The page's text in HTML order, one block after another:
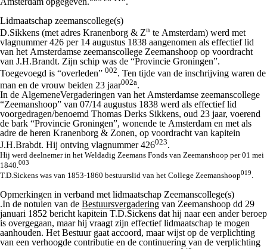
Lidmaatschap zeemanscollege(s)
D.Sikkens (met adres Kranenborg & Zn te Amsterdam) werd met
vlagnummer 426 per 14 augustus 1838 aangenomen als effectief lid
van het Amsterdamse zeemanscollege Zeemanshoop op voordracht
van J.H.Brandt. Zijn schip was de “Provincie Groningen”.
Toegevoegd is “overleden” 002. Ten tijde van de inschrijving waren de
man en de vrouw beiden 23 jaar002a.
In de AlgemeneVergaderingen van het Amsterdamse zeemanscollege
“Zeemanshoop” van 07/14 augustus 1838 werd als effectief lid
voorgedragen/benoemd Thomas Derks Sikkens, oud 23 jaar, voerend
de bark “Provincie Groningen”, wonende te Amsterdam en met als
adre de heren Kranenborg & Zonen, op voordracht van kapitein
J.H.Brabdt. Hij ontving vlagnummer 426023.
Hij werd deelnemer in het Weldadig Zeemans Fonds van Zeemanshoop per 01 mei
1840.003
T.D.Sickens was van 1853-1860 bestuurslid van het College Zeemanshoop019.
Opmerkingen in verband met lidmaatschap Zeemanscollege(s)
.In de notulen van de Bestuursvergadering van Zeemanshoop dd 29
januari 1852 bericht kapitein T.D.Sickens dat hij naar een ander beroep
is overgegaan, maar hij vraagt zijn effectief lidmaatschap te mogen
aanhouden. Het Bestuur gaat accoord, maar wijst op de verplichting
van een verhoogde contributie en de continuering van de verplichting